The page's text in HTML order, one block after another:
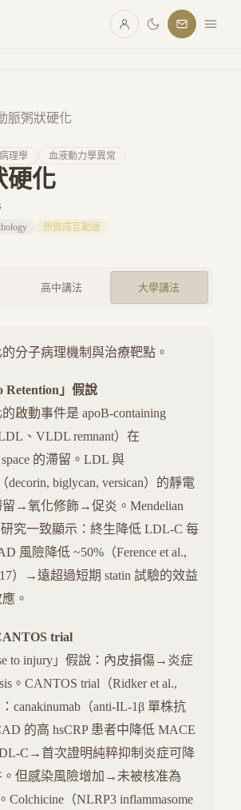
脈粥狀硬化
病理學 血液動力學異常
硬化
想做成互動版
高中講法 大學講法
分子病理機制與治療靶點。
Retention」假說
啟動事件是 apoB-containing
、VLDL remnant）在
space 的滯留。LDL 與
decorin, biglycan, versican）的靜電
→氧化修飾→促炎。Mendelian
研究一致顯示：終生降低 LDL-C 每
風險降低 ~50%（Ference et al.,
）→遠超過短期 statin 試驗的效益
。
trial
to injury」假說：內皮損傷→炎症
。CANTOS trial（Ridker et al.,
canakinumab（anti-IL-1β 單株抗
的高 hsCRP 患者中降低 MACE
C→首次證明純粹抑制炎症可降
。但感染風險增加→未被核准為
Colchicine（NLRP3 inflammasome